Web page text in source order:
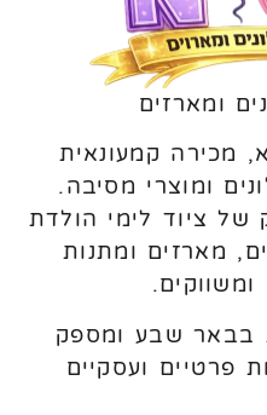
ומארזים
מכירה קמעונאית
ומוצרי מסיבה.
של ציוד לימי הולדת
מארזים ומתנות
בבאר שבע ומספק
פרטיים ועסקיים